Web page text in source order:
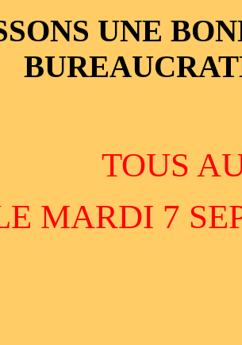
UNE
TOUS
MARDI 7